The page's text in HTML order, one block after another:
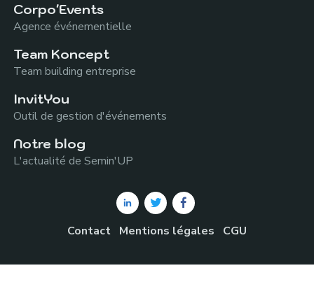
Corpo'Events
Agence événementielle
Team Koncept
Team building entreprise
InvitYou
Outil de gestion d'événements
Notre blog
L'actualité de Semin'UP
Contact Mentions légales CGU